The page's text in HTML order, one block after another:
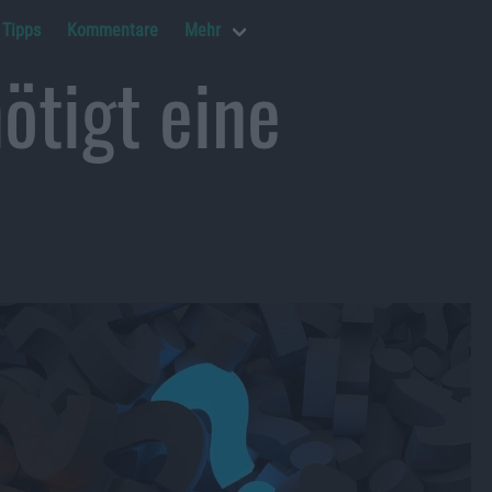
Tipps Kommentare Mehr
eine